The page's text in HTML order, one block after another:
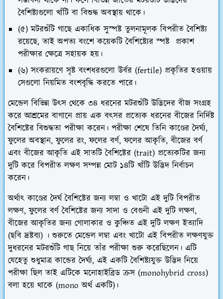
বৈশিষ্ট্যগুলো খাঁটি বা বিশুদ্ধ অবস্থায় থাকে।
(৫) মটরশুঁটি গাছে একাধিক সুস্পষ্ট তুলনামূলক বিপরীত বৈশিষ্ট্য
রয়েছে, তাই অপত্য বংশে কয়েকটি বৈশিষ্ট্যের স্পষ্ট প্রকাশ
পরীক্ষার ক্ষেত্রে সহায়ক হয়।
(৬) সংকরায়ণে সৃষ্ট বংশধরগুলো উর্বর (fertile) প্রকৃতির হওয়ায়
সেগুলো নিয়মিত বংশবৃদ্ধি করতে পারে।
মেন্ডেল বিভিন্ন উৎস থেকে ৩৪ ধরনের মটরশুঁটি উদ্ভিদের বীজ সংগ্রহ
করে আশ্রমের বাগানে প্রায় এক বৎসর প্রত্যেক ধরনের বীজের নির্দিষ্ট
বৈশিষ্টের বিশুদ্ধতা পরীক্ষা করেন। পরীক্ষা শেষে তিনি কাণ্ডের দৈর্ঘ্য,
ফুলের অবস্থান, ফুলের রং, ফলের বর্ণ, ফলের আকৃতি, বীজের বর্ণ
এবং বীজের আকৃতি এই সাতটি বৈশিষ্টের (trait) প্রত্যেকটির জন্য
দুটি করে বিপরীত লক্ষণ সম্পন্ন মোট ১৪টি খাঁটি উদ্ভিদ নির্বাচন
করেন।
অর্থাৎ কাণ্ডের দৈর্ঘ বৈশিষ্টের জন্য লম্বা ও খাটো এই দুটি বিপরীত
লক্ষণ, ফুলের বর্ণ বৈশিষ্টের জন্য সাদা ও বেগুনী এই দুটি লক্ষণ,
বীজের আকৃতির জন্য গোলাকার ও কুঞ্চিত এই দুটি লক্ষণ ইত্যাদি
(ছবি দ্রষ্টব্য) । শুরুতে মেন্ডেল লম্বা এবং খাটো এই বিপরীত লক্ষণযুক্ত
দুধরনের মটরশুঁটি গাছ নিয়ে তাঁর পরীক্ষা শুরু করেছিলেন। এটি
যেহেতু শুধুমাত্র কান্ডের দৈর্ঘ্য, এই একটি বৈশিষ্ট্যযুক্ত উদ্ভিদ নিয়ে
পরীক্ষা ছিল তাই এটিকে মনোহাইব্রিড ক্রস (monohybrid cross)
বলা হয়ে থাকে (mono অর্থ একটি)।